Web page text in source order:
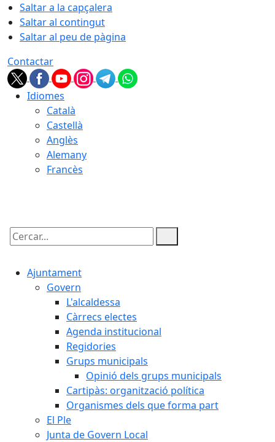
Saltar a la capçalera
Saltar al contingut
Saltar al peu de pàgina
Contactar
Idiomes
Català
Castellà
Anglès
Alemany
Francès
Cercar:
Ajuntament
Govern
L'alcaldessa
Càrrecs electes
Agenda institucional
Regidories
Grups municipals
Opinió dels grups municipals
Cartipàs: organització política
Organismes dels que forma part
El Ple
Junta de Govern Local